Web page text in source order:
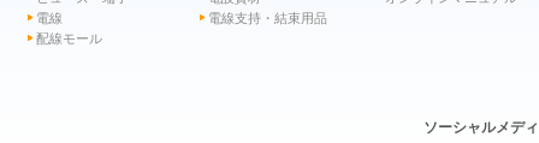
電線
電線支持・結束用品
配線モール
ソーシャルメデ